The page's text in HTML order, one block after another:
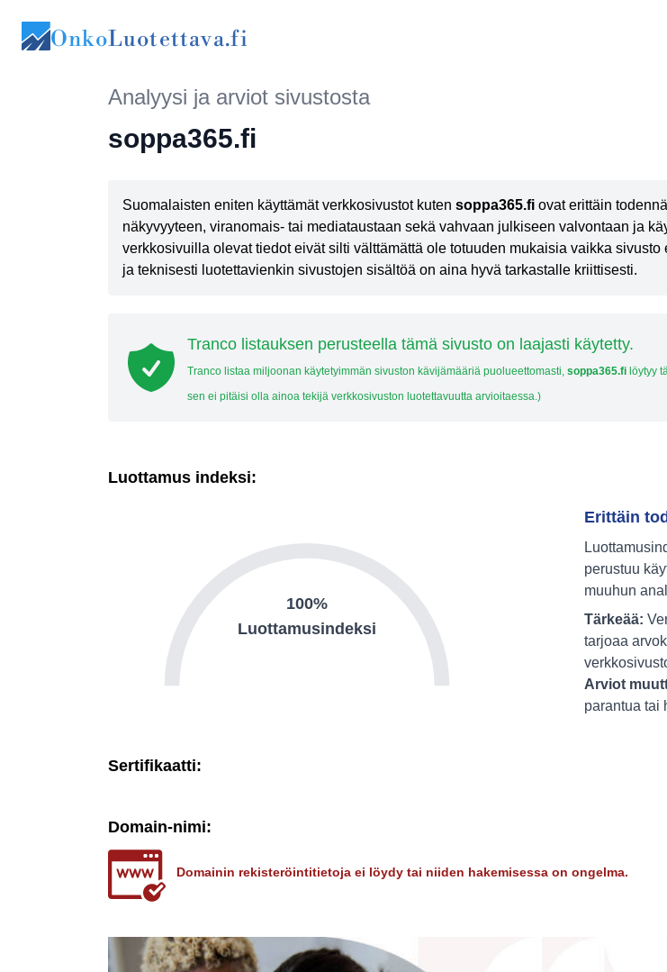
OnkoLuotettava.fi
Analyysi ja arviot sivustosta
soppa365.fi
Suomalaisten eniten käyttämät verkkosivustot kuten soppa365.fi ovat erittäin
näkyvyyteen, viranomais- tai mediataustaan sekä vahvaan julkiseen valvontaan ja
verkkosivuilla olevat tiedot eivät silti välttämättä ole totuuden mukaisia vaikka
ja teknisesti luotettavienkin sivustojen sisältöä on aina hyvä tarkastalle kriittisesti.
Tranco listauksen perusteella tämä sivusto on laajasti käytetty.
Tranco listaa miljoonan käytetyimmän sivuston kävijämääriä puolueettomasti, soppa365.fi löytyy
sen ei pitäisi olla ainoa tekijä verkkosivuston luotettavuutta arvioitaessa.)
Luottamus indeksi:
100%
Luottamusindeksi
Erittäin
perustuu
muuhun
Tärkeää:
tarjoaa
Arviot
parantua tai
Sertifikaatti:
Domain-nimi:
Domainin rekisteröintitietoja ei löydy tai niiden hakemisessa on ongelma.